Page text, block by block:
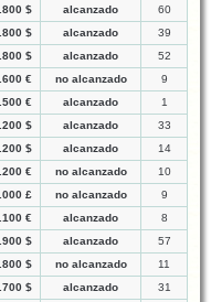
$ alcanzado
60
$ alcanzado
39
$ alcanzado
52
€ no alcanzado
9
€ alcanzado
1
$ alcanzado
33
$ alcanzado
14
€ no alcanzado
10
£ no alcanzado
9
€ alcanzado
8
$ alcanzado
57
$ no alcanzado
11
$ alcanzado
31